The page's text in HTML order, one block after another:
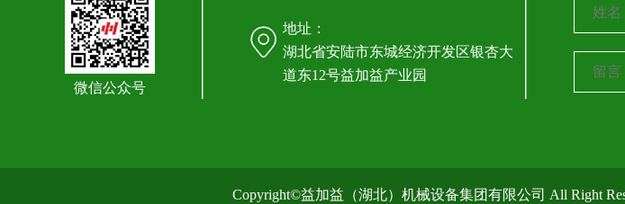
微信公众号
地址：
湖北省安陆市东城经济开发区银杏大
道东12号益加益产业园
Copyright©益加益（湖北）机械设备集团有限公司 All Right